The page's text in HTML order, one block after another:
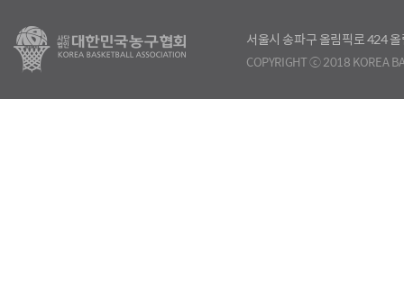
서울시 송파구 올림픽로 424
COPYRIGHT ⓒ 2018 KOREA